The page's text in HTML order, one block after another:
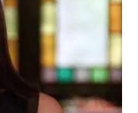
berechnet